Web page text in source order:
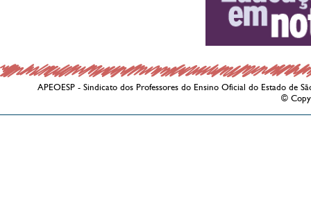
APEOESP - Sindicato dos Professores do Ensino Oficial do Estado de
©